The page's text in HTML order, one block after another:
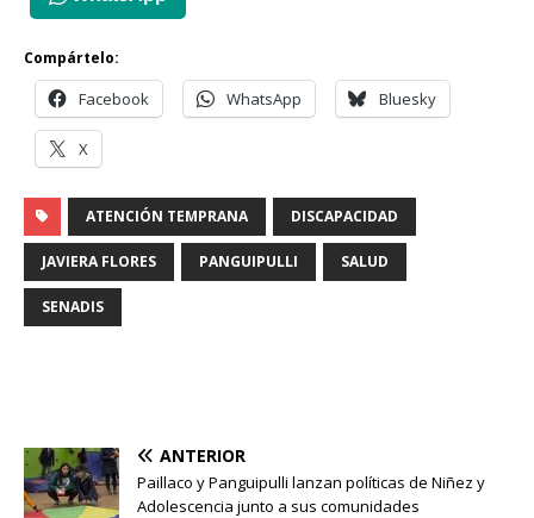
Compártelo:
Facebook WhatsApp Bluesky
X
ATENCIÓN TEMPRANA DISCAPACIDAD
JAVIERA FLORES PANGUIPULLI SALUD
SENADIS
ANTERIOR
Paillaco y Panguipulli lanzan políticas de Niñez y
Adolescencia junto a sus comunidades